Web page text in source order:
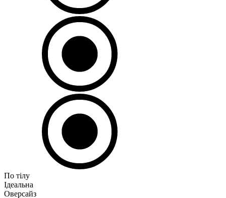
По тілу
Ідеальна
Оверсайз